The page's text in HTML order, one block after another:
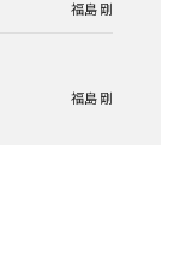
福島 剛
福島 剛